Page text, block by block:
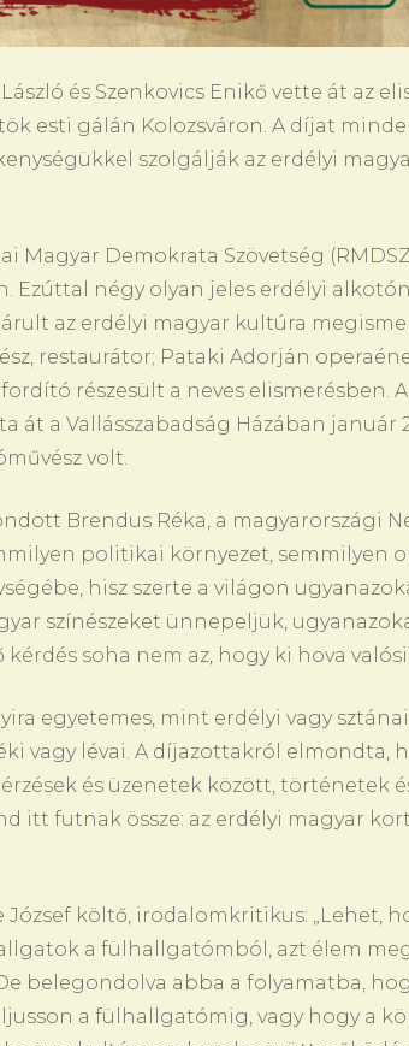
és Szenkovics Enikő vette át az
esti gálán Kolozsváron. A díjat
szolgálják az erdélyi
Magyar Demokrata Szövetség
Ezúttal négy olyan jeles erdélyi
az erdélyi magyar kultúra
restaurátor; Pataki Adorján
részesült a neves elismerésben.
át a Vallásszabadság Házában január
volt.
Brendus Réka, a magyarországi
politikai környezet, semmilyen
hisz szerte a világon
színészeket ünnepeljük,
soha nem az, hogy ki hova
egyetemes, mint erdélyi vagy
vagy lévai. A díjazottakról elmondta,
és üzenetek között, történetek
itt futnak össze: az erdélyi magyar
költő, irodalomkritikus: „Lehet,
a fülhallgatómból, azt élem
belegondolva abba a folyamatba,
a fülhallgatómig, vagy hogy a